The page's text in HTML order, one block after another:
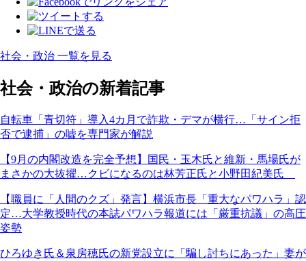
社会・政治 一覧を見る
社会・政治の新着記事
自転車「青切符」導入4カ月で詐欺・デマが横行…「サイン拒
否で逮捕」の嘘を専門家が解説
【9月の内閣改造を完全予想】国民・玉木氏と維新・馬場氏が
まさかの大抜擢…クビになるのは林芳正氏と小野田紀美氏
【職員に「人間のクズ」発言】横浜市長「重大なパワハラ」認
定…大学教授時代の本誌パワハラ報道には「厳重抗議」の高圧
姿勢
ひろゆき氏＆泉房穂氏の新党設立に「騙し討ちにあった」妻が